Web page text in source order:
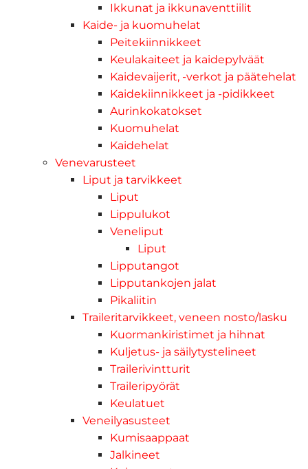
Ikkunat ja ikkunaventtiilit
Kaide- ja kuomuhelat
Peitekiinnikkeet
Keulakaiteet ja kaidepylväät
Kaidevaijerit, -verkot ja päätehelat
Kaidekiinnikkeet ja -pidikkeet
Aurinkokatokset
Kuomuhelat
Kaidehelat
Venevarusteet
Liput ja tarvikkeet
Liput
Lippulukot
Veneliput
Liput
Lipputangot
Lipputankojen jalat
Pikaliitin
Traileritarvikkeet, veneen nosto/lasku
Kuormankiristimet ja hihnat
Kuljetus- ja säilytystelineet
Trailerivintturit
Traileripyörät
Keulatuet
Veneilyasusteet
Kumisaappaat
Jalkineet